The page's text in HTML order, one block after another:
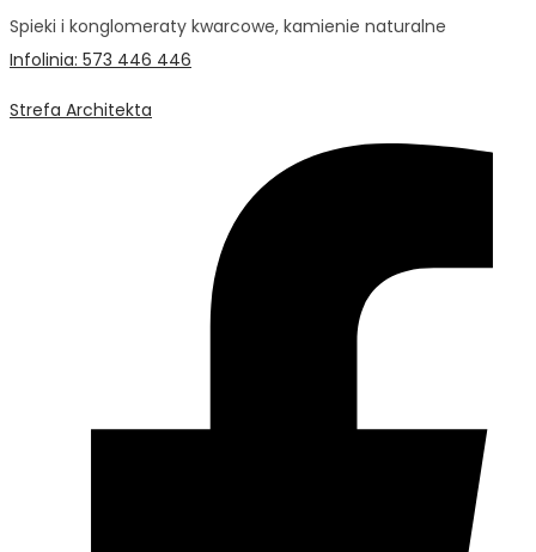
Spieki i konglomeraty kwarcowe, kamienie naturalne
Infolinia: 573 446 446
Strefa Architekta